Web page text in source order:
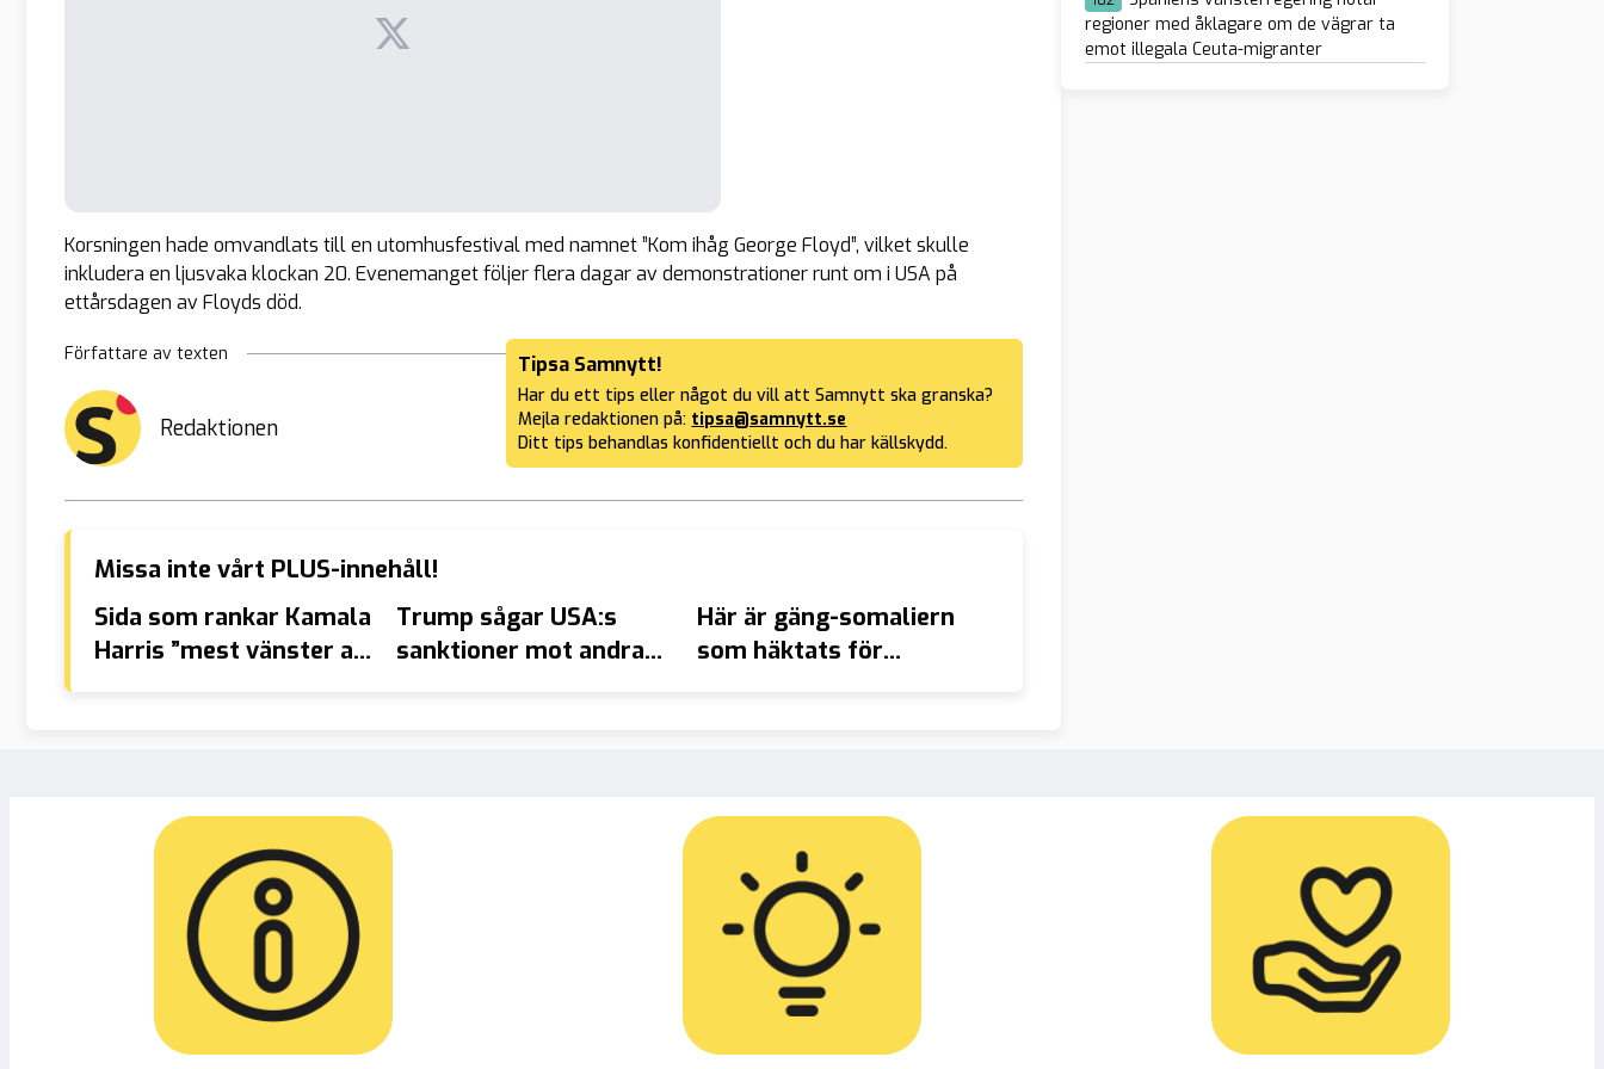
Korsningen hade omvandlats till en utomhusfestival med namnet ”Kom ihåg George Floyd”, vilket skulle
inkludera en ljusvaka klockan 20. Evenemanget följer flera dagar av demonstrationer runt om i USA på
ettårsdagen av Floyds död.
Författare av texten
Redaktionen
Tipsa Samnytt!
Har du ett tips eller något du vill att Samnytt ska granska?
Mejla redaktionen på: tipsa@samnytt.se
Ditt tips behandlas konfidentiellt och du har källskydd.
Missa inte vårt PLUS-innehåll!
Sida som rankar Kamala
Harris ”mest vänster av
Trump sågar USA:s
sanktioner mot andra
Här är gäng-somaliern
som häktats för
regioner med åklagare om de vägrar ta
emot illegala Ceuta-migranter